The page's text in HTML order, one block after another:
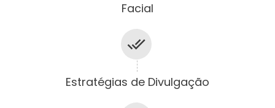
Facial
Estratégias de Divulgação